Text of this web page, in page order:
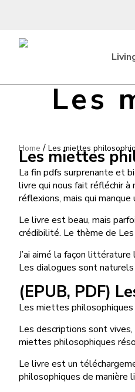
Les
Home / Les miettes
Les miettes
La fin pdfs surprenante et
livre qui nous fait réfléchir
réflexions, mais qui
Le livre est beau, mais
crédibilité. Le thème de
J’ai aimé la façon
Les dialogues sont
(EPUB, PDF)
Les miettes philosophiques
Les descriptions sont
miettes philosophiques
Le livre est un
philosophiques de manière